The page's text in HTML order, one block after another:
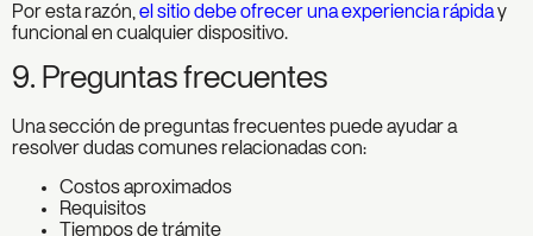
Por esta razón, el sitio debe ofrecer una experiencia rápiday
funcional en cualquier dispositivo.
9. Preguntas frecuentes
Una sección de preguntas frecuentes puede ayudar a
resolver dudas comunes relacionadas con:
Costos aproximados
Requisitos
Tiempos de trámite